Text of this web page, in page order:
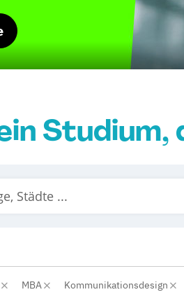
MBA Kommunikationsdesign